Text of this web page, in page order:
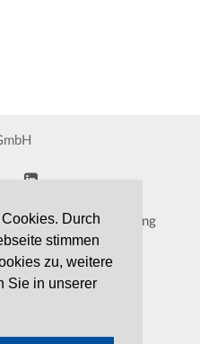
Durch
stimmen
zu, weitere
Sie in unserer
Datenschutzerklärung
Druckversion